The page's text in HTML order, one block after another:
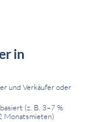
in
und Verkäufer oder
(z. B. 3–7 %
Monatsmieten)